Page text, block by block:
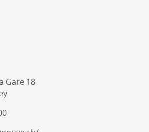
Gare 18